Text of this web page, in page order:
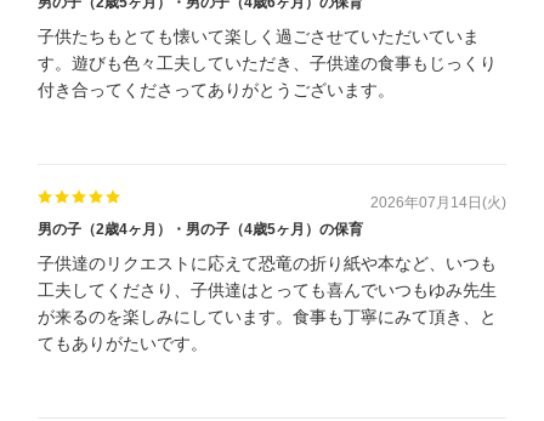
子供たちもとても懐いて楽しく過ごさせていただいていま
す。遊びも色々工夫していただき、子供達の食事もじっくり
付き合ってくださってありがとうございます。
2026年07月14日(火)
男の子（2歳4ヶ月）・男の子（4歳5ヶ月）の保育
子供達のリクエストに応えて恐竜の折り紙や本など、いつも
工夫してくださり、子供達はとっても喜んでいつもゆみ先生
が来るのを楽しみにしています。食事も丁寧にみて頂き、と
てもありがたいです。